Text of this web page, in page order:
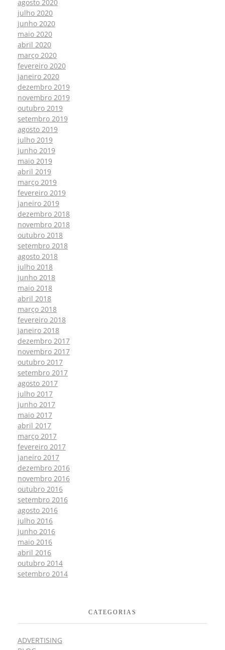
agosto 2020
julho 2020
junho 2020
maio 2020
abril 2020
março 2020
fevereiro 2020
janeiro 2020
dezembro 2019
novembro 2019
outubro 2019
setembro 2019
agosto 2019
julho 2019
junho 2019
maio 2019
abril 2019
março 2019
fevereiro 2019
janeiro 2019
dezembro 2018
novembro 2018
outubro 2018
setembro 2018
agosto 2018
julho 2018
junho 2018
maio 2018
abril 2018
março 2018
fevereiro 2018
janeiro 2018
dezembro 2017
novembro 2017
outubro 2017
setembro 2017
agosto 2017
julho 2017
junho 2017
maio 2017
abril 2017
março 2017
fevereiro 2017
janeiro 2017
dezembro 2016
novembro 2016
outubro 2016
setembro 2016
agosto 2016
julho 2016
junho 2016
maio 2016
abril 2016
outubro 2014
setembro 2014
CATEGORIAS
ADVERTISING